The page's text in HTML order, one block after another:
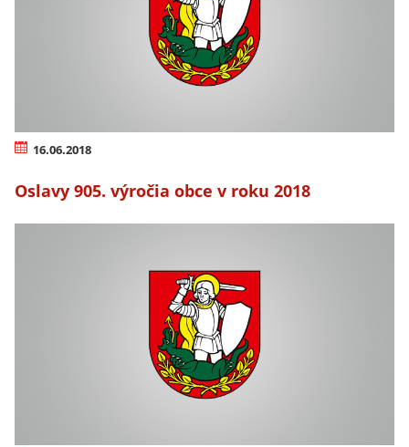
16.06.2018
Oslavy 905. výročia obce v roku 2018